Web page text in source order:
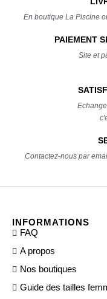
En boutique La Piscine
PAIEMENT
Site et
Contactez-nous par
INFORMATIONS
FAQ
A propos
Nos boutiques
Guide des tailles